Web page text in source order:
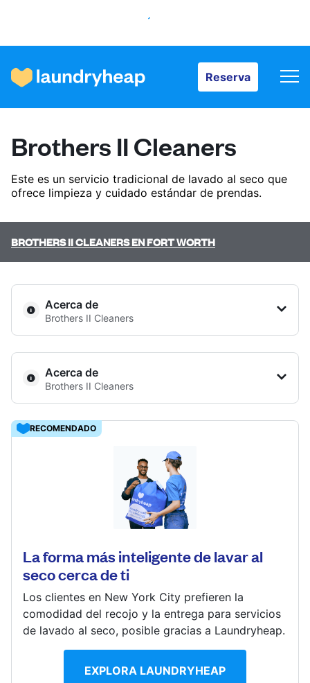
Reserva
Cómo funciona
Precios y servicios
Quiénes somos
Iniciar sesión
Descarga nuestra app
Brothers II Cleaners
Este es un servicio tradicional de lavado al seco que
ofrece limpieza y cuidado estándar de prendas.
BROTHERS II CLEANERS EN FORT WORTH
Acerca de
Brothers II Cleaners
6310, 7937 Camp Bowie W Blvd, Benbrook, TX 76116,
United States
Calcular la distancia
Acerca de
Brothers II Cleaners
3527 Blue Bonnet Cir #2956, Fort Worth, TX 76109,
Calcular la distancia
Mostrar número
Ir al sitio web
RECOMENDADO
La forma más inteligente de lavar al
seco cerca de ti
Los clientes en New York City prefieren la
comodidad del recojo y la entrega para servicios
de lavado al seco, posible gracias a Laundryheap.
EXPLORA LAUNDRYHEAP